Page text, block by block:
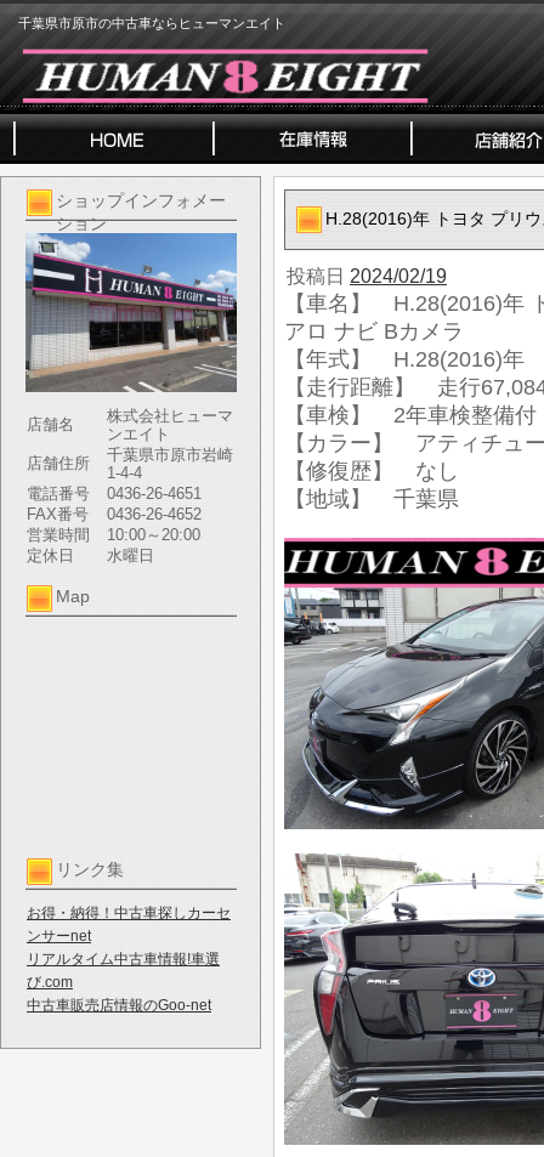
千葉県市原市の中古車ならヒューマンエイト
ショップインフォメー
ション
店舗名
株式会社ヒューマ
ンエイト
店舗住所
千葉県市原市岩崎
1-4-4
電話番号
0436-26-4651
FAX番号
0436-26-4652
営業時間
10:00～20:00
定休日
水曜日
Map
リンク集
お得・納得！中古車探しカーセ
ンサーnet
リアルタイム中古車情報!車選
び.com
中古車販売店情報のGoo-net
H.28(2016)年 トヨタ プリ
投稿日 2024/02/19
【車名】 H.28(2016)年
アロ ナビ Bカメラ
【年式】 H.28(2016)年
【走行距離】 走行
【車検】 2年車検整備付
【カラー】 アティチュ
【修復歴】 なし
【地域】 千葉県